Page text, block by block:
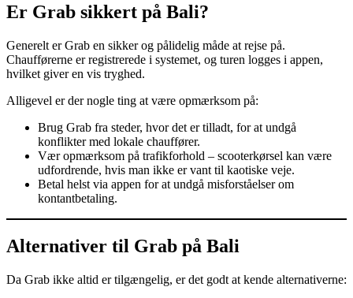
Er Grab sikkert på Bali?
Generelt er Grab en sikker og pålidelig måde at rejse på.
Chaufførerne er registrerede i systemet, og turen logges i appen,
hvilket giver en vis tryghed.
Alligevel er der nogle ting at være opmærksom på:
Brug Grab fra steder, hvor det er tilladt, for at undgå
konflikter med lokale chauffører.
Vær opmærksom på trafikforhold – scooterkørsel kan være
udfordrende, hvis man ikke er vant til kaotiske veje.
Betal helst via appen for at undgå misforståelser om
kontantbetaling.
Alternativer til Grab på Bali
Da Grab ikke altid er tilgængelig, er det godt at kende alternativerne: